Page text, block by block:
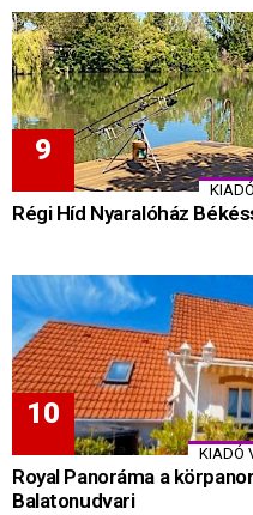
Régi Híd Nyaralóház
KIADÓ
Royal Panoráma a
Balatonudvari